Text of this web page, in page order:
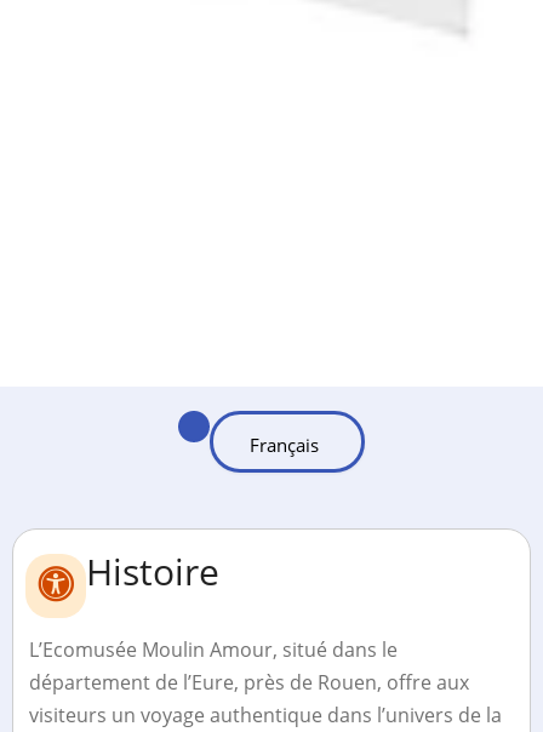
Histoire
L’Ecomusée Moulin Amour, situé dans le
département de l’Eure, près de Rouen, offre aux
visiteurs un voyage authentique dans l’univers de la